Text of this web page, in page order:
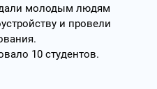
дали молодым людям
и провели
10 студентов.